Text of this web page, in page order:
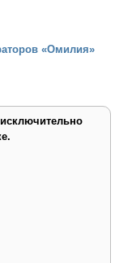
«Омилия»